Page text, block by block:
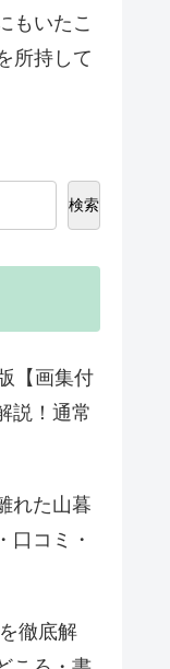
もいたこ
所持して
検索
【画集付
説！通常
れた山暮
口コミ・
徹底解